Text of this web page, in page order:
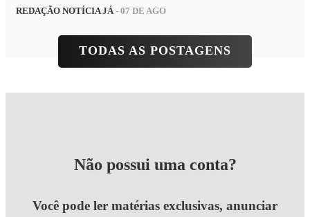
REDAÇÃO NOTÍCIA JÁ- 07 DE AGO
TODAS AS POSTAGENS
Não possui uma conta?
Você pode ler matérias exclusivas, anunciar